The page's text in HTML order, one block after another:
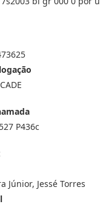
P436c
Júnior, Jessé Torres